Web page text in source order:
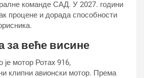
команде САД. У 2027. години
процене и дорада способности
за веће висине
мотор Ротаx 916,
клипни авионски мотор. Према